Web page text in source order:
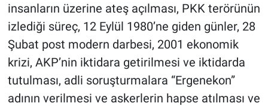
insanların üzerine ateş açılması, PKK terörünün
izlediği süreç, 12 Eylül 1980’ne giden günler, 28
Şubat post modern darbesi, 2001 ekonomik
krizi, AKP’nin iktidara getirilmesi ve iktidarda
tutulması, adli soruşturmalara “Ergenekon”
adının verilmesi ve askerlerin hapse atılması ve